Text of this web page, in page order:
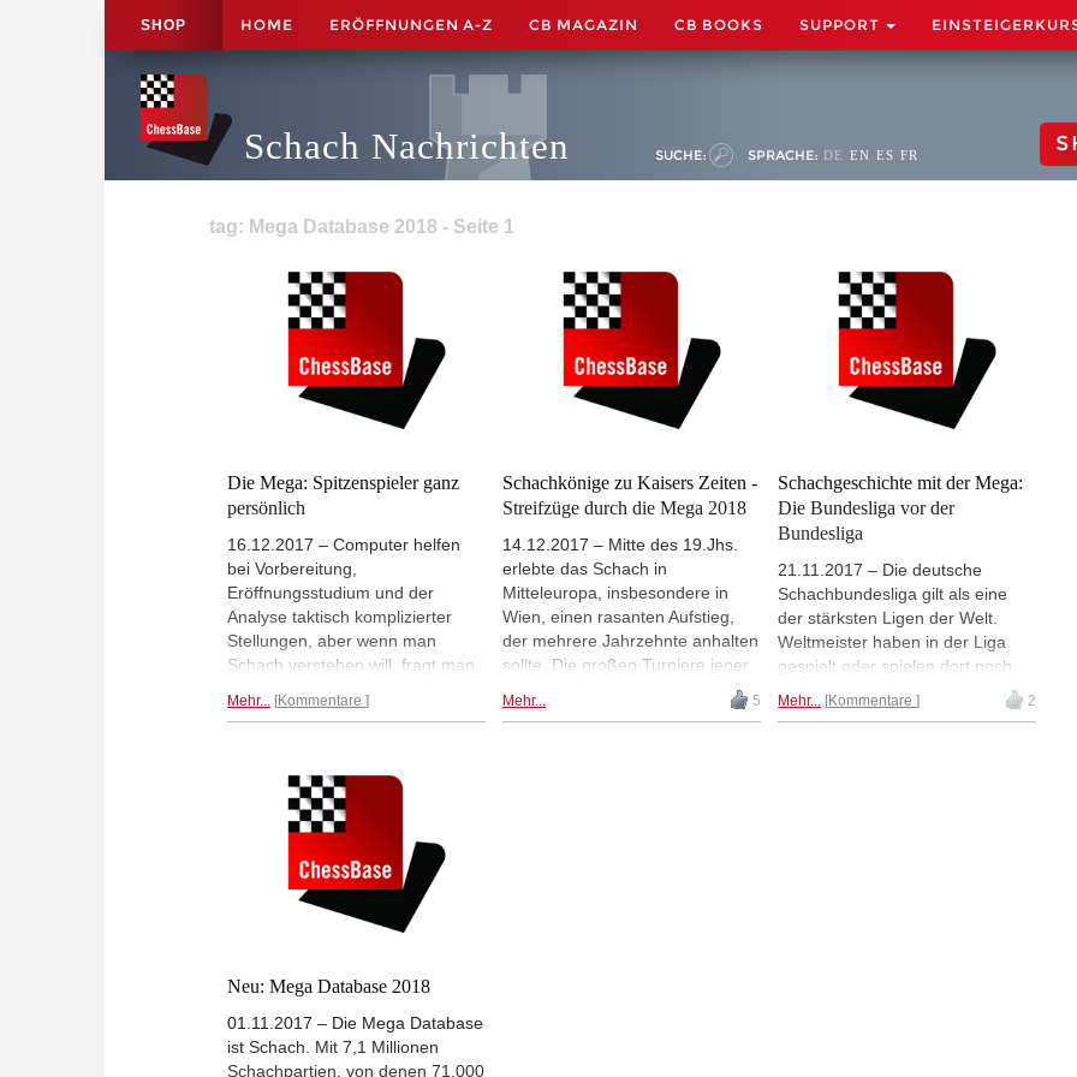
SHOP HOME ERÖFFNUNGEN A-Z CB MAGAZIN CB BOOKS SUPPORT
Schach Nachrichten SUCHE: SPRACHE: DE EN ES FR
tag: Mega Database 2018 - Seite 1
Die Mega: Spitzenspieler ganz
persönlich
16.12.2017 – Computer helfen
bei Vorbereitung,
Eröffnungsstudium und der
Analyse taktisch komplizierter
Stellungen, aber wenn man
Schach verstehen will, fragt man
wenn sie offen und ehrlich
Mehr... Kommentare
Schachkönige zu Kaisers Zeiten -
Streifzüge durch die Mega 2018
14.12.2017 – Mitte des 19.Jhs.
erlebte das Schach in
Mitteleuropa, insbesondere in
Wien, einen rasanten Aufstieg,
der mehrere Jahrzehnte anhalten
sollte. Die großen Turniere jener
Zeit mit Spielern wie Steinitz, Reti,
Tartakower, Schlechter,
Mehr... 5
Schachgeschichte mit der Mega:
Die Bundesliga vor der
Bundesliga
21.11.2017 – Die deutsche
Schachbundesliga gilt als eine
der stärksten Ligen der Welt.
Weltmeister haben in der Liga
gespielt oder spielen dort noch
heutigen Top-Mannschaften lesen
Mehr... Kommentare 2
Neu: Mega Database 2018
01.11.2017 – Die Mega Database
ist Schach. Mit 7,1 Millionen
Schachpartien, von denen 71.000